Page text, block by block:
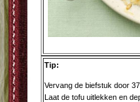
Tip:
Vervang de biefstuk door
Laat de tofu uitlekken en